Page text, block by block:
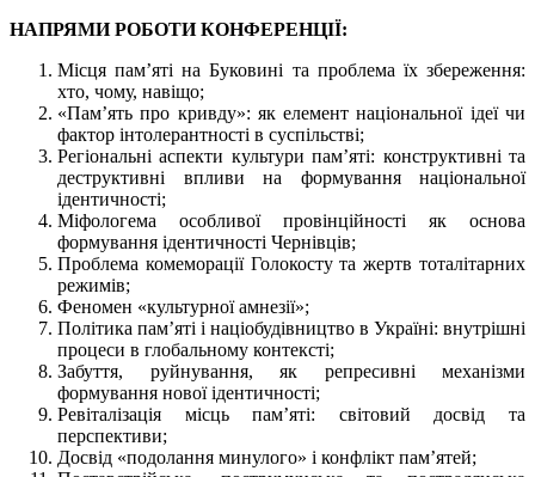
НАПРЯМИ РОБОТИ КОНФЕРЕНЦІЇ:
Місця пам’яті на Буковині та проблема їх збереження:
хто, чому, навіщо;
«Пам’ять про кривду»: як елемент національної ідеї чи
фактор інтолерантності в суспільстві;
Регіональні аспекти культури пам’яті: конструктивні та
деструктивні впливи на формування національної
ідентичності;
Міфологема особливої провінційності як основа
формування ідентичності Чернівців;
Проблема комеморації Голокосту та жертв тоталітарних
режимів;
Феномен «культурної амнезії»;
Політика пам’яті і націобудівництво в Україні: внутрішні
процеси в глобальному контексті;
Забуття, руйнування, як репресивні механізми
формування нової ідентичності;
Ревіталізація місць пам’яті: світовий досвід та
перспективи;
Досвід «подолання минулого» і конфлікт пам’ятей;